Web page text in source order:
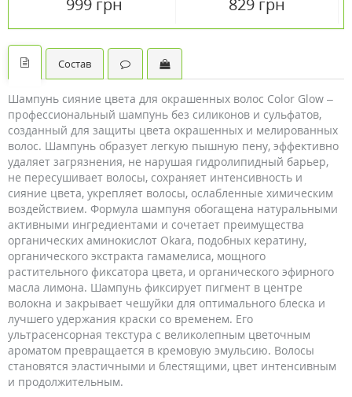
Absolue Keratine 200 мл
999 грн 829 грн
Состав
Шампунь сияние цвета для окрашенных волос Color Glow –
профессиональный шампунь без силиконов и сульфатов,
созданный для защиты цвета окрашенных и мелированных
волос. Шампунь образует легкую пышную пену, эффективно
удаляет загрязнения, не нарушая гидролипидный барьер,
не пересушивает волосы, сохраняет интенсивность и
сияние цвета, укрепляет волосы, ослабленные химическим
воздействием. Формула шампуня обогащена натуральными
активными ингредиентами и сочетает преимущества
органических аминокислот Okara, подобных кератину,
органического экстракта гамамелиса, мощного
растительного фиксатора цвета, и органического эфирного
масла лимона. Шампунь фиксирует пигмент в центре
волокна и закрывает чешуйки для оптимального блеска и
лучшего удержания краски со временем. Его
ультрасенсорная текстура с великолепным цветочным
ароматом превращается в кремовую эмульсию. Волосы
становятся эластичными и блестящими, цвет интенсивным
и продолжительным.